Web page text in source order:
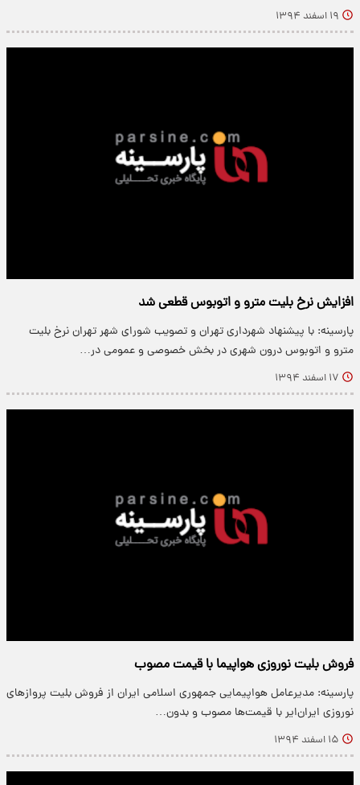
۱۹ اسفند ۱۳۹۴
افزایش نرخ بلیت مترو و اتوبوس قطعی شد
پارسینه: با پیشنهاد شهرداری تهران و تصویب شورای شهر تهران نرخ بلیت
مترو و اتوبوس درون شهری در بخش خصوصی و عمومی در…
۱۷ اسفند ۱۳۹۴
فروش بلیت نوروزی هواپیما با قیمت‌ مصوب
پارسینه: مدیرعامل هواپیمایی جمهوری اسلامی ایران از فروش بلیت پروازهای
نوروزی ایران‌ایر با قیمت‌ها مصوب و بدون…
۱۵ اسفند ۱۳۹۴